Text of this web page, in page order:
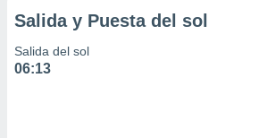
Salida y Puesta del sol
Salida del sol
06:13